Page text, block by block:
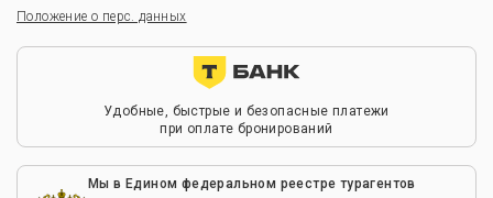
Положение о перс. данных
Удобные, быстрые и безопасные платежи
при оплате бронирований
Мы в Едином федеральном реестре турагентов